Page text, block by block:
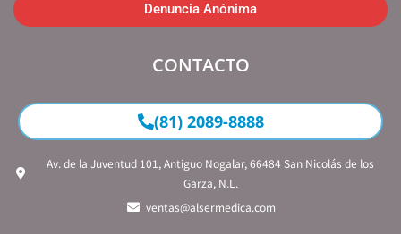
Denuncia Anónima
CONTACTO
(81) 2089-8888
Av. de la Juventud 101, Antiguo Nogalar, 66484 San Nicolás de los
Garza, N.L.
ventas@alsermedica.com